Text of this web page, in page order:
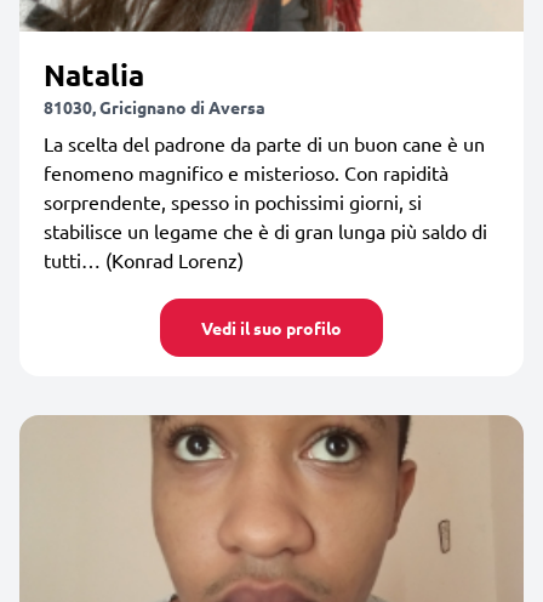
Natalia
81030, Gricignano di Aversa
La scelta del padrone da parte di un buon cane è un
fenomeno magnifico e misterioso. Con rapidità
sorprendente, spesso in pochissimi giorni, si
stabilisce un legame che è di gran lunga più saldo di
tutti… (Konrad Lorenz)
Vedi il suo profilo